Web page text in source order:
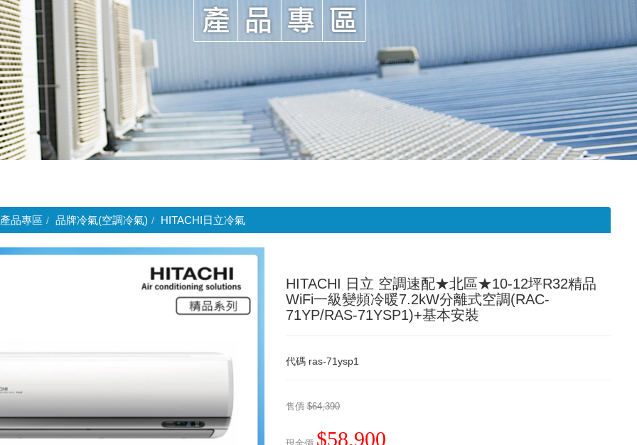
產品專區 品牌冷氣(空調冷氣) HITACHI日立冷氣
HITACHI 日立 空調速配★北區★10-12坪R32精品
WiFi一級變頻冷暖7.2kW分離式空調(RAC-
71YP/RAS-71YSP1)+基本安裝
代碼 ras-71ysp1
售價 $64,390
$58,900